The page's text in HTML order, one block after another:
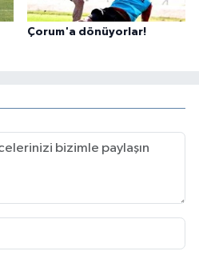
Çorum'a dönüyorlar!